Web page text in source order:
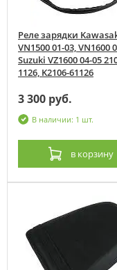
Реле зарядки
VN1500 01-03, VN1600
Suzuki VZ1600 04-05
1126, K2106-61126
3 300 руб.
В наличии: 1 шт.
в корзину